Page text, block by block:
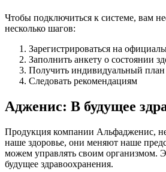
Чтобы подключиться к системе, вам
несколько шагов:
Зарегистрироваться на
Заполнить анкету о состоянии
Получить индивидуальный план
Следовать рекомендациям
Адженис: В будущее
Продукция компании Альфадженис,
наше здоровье, они меняют наше
можем управлять своим организмом.
будущее здравоохранения.